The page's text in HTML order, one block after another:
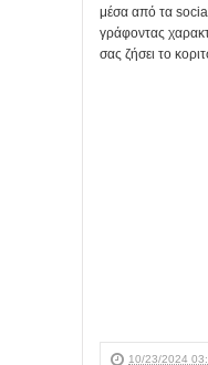
μέσα από τα
γράφοντας
σας ζήσει το
10/23/2024